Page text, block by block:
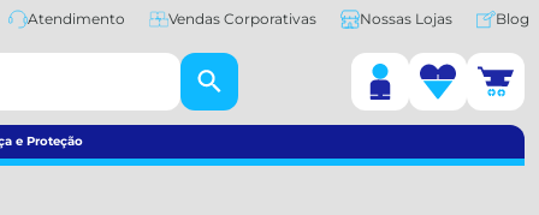
Atendimento Vendas Corporativas Nossas Lojas Blog
e Proteção